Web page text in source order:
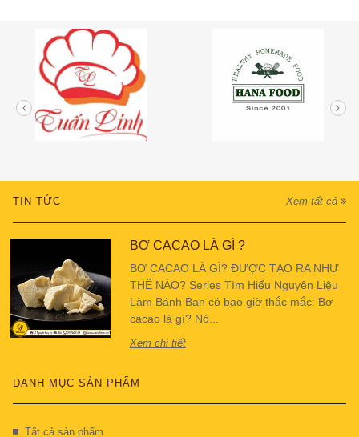
TIN TỨC Xem tất cả
BƠ CACAO LÀ GÌ ?
BƠ CACAO LÀ GÌ? ĐƯỢC TẠO RA NHƯ
THẾ NÀO? Series Tìm Hiểu Nguyên Liệu
Làm Bánh Bạn có bao giờ thắc mắc: Bơ
cacao là gì? Nó...
Xem chi tiết
DANH MỤC SẢN PHẨM
Tất cả sản phẩm